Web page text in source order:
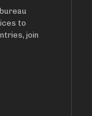
to
join